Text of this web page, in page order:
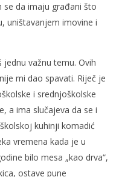
se da imaju građani što
uništavanjem imovine i
važnu temu. Ovih
mi dao spavati. Riječ je
i srednjoškolske
a ima slučajeva da se i
kuhinji komadić
vremena kada je u
bilo mesa „kao drva“,
ostave pune